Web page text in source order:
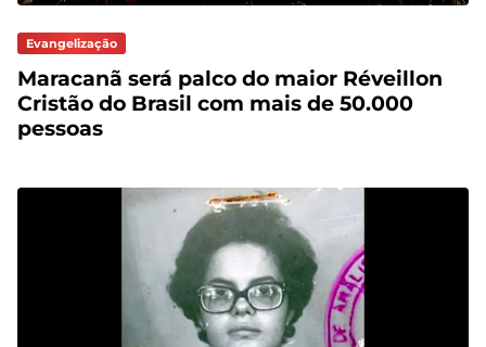
Evangelização
Maracanã será palco do maior Réveillon
Cristão do Brasil com mais de 50.000
pessoas